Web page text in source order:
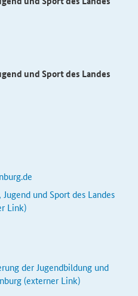
und Sport des Landes
und Sport des Landes
Link)
der Jugendbildung und
(externer Link)